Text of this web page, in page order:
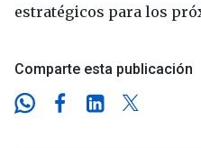
estratégicos para los
Comparte esta publicación